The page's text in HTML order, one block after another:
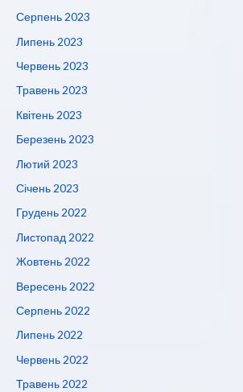
Серпень 2023
Липень 2023
Червень 2023
Травень 2023
Квітень 2023
Березень 2023
Лютий 2023
Січень 2023
Грудень 2022
Листопад 2022
Жовтень 2022
Вересень 2022
Серпень 2022
Липень 2022
Червень 2022
Травень 2022